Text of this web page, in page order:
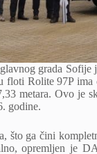
grada
Rolite 97P
metara. Ovo je
godine.
što ga čini
opremljen je